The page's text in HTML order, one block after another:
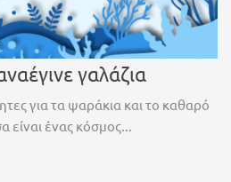
γαλάζια
για τα ψαράκια και το καθαρό
ένας κόσμος...